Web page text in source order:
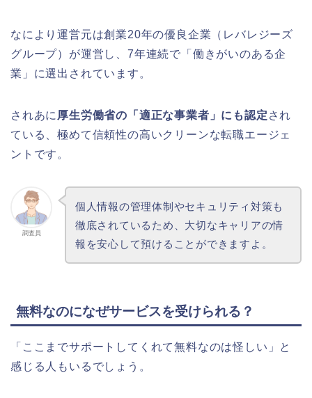
なにより運営元は創業20年の優良企業（レバレジーズ
グループ）が運営し、7年連続で「働きがいのある企
業」に選出されています。
されあに 厚生労働省の「適正な事業者」にも認定 され
ている、極めて信頼性の高いクリーンな転職エージェ
ントです。
調査員
個人情報の管理体制やセキュリティ対策も
徹底されているため、大切なキャリアの情
報を安心して預けることができますよ。
無料なのになぜサービスを受けられる？
「ここまでサポートしてくれて無料なのは怪しい」と
感じる人もいるでしょう。